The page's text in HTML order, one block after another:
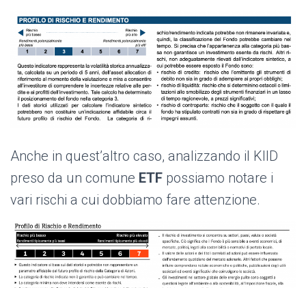
Anche in quest’altro caso, analizzando il KIID
preso da un comune ETF possiamo notare i
vari rischi a cui dobbiamo fare attenzione.